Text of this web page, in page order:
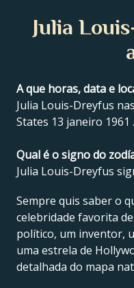
Julia
A que horas, data e
Julia Louis-Dreyfus
States 13 janeiro 1961 .
Qual é o signo do
Julia Louis-Dreyfus
Sempre quis saber o
celebridade favorita
político, um inventor,
uma estrela de
detalhada do mapa